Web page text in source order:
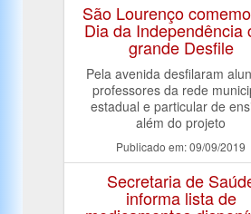
São Lourenço
Dia da Independência
grande Desfile
Pela avenida desfilaram
professores da rede
estadual e particular de
além do projeto
Publicado em: 09/09/2019
Secretaria de
informa lista de